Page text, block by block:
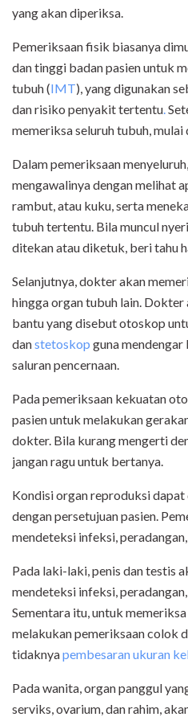
yang akan diperiksa.
Pemeriksaan fisik biasanya
dan tinggi badan pasien untuk
tubuh (IMT), yang digunakan
dan risiko penyakit tertentu
memeriksa seluruh tubuh, mulai
Dalam pemeriksaan
mengawalinya denganmelihat
rambut, atau kuku, serta
tubuh tertentu. Bila muncul
ditekan atau diketuk, beri tahu
Selanjutnya, dokter akan
hingga organ tubuh lain. Dokter
bantu yang disebut otoskop
danstetoskop guna mendengar
saluran pencernaan.
Pada pemeriksaan kekuatan
pasien untuk melakukan
dokter. Bila kurang mengerti
jangan ragu untuk bertanya.
Kondisi organ reproduksi
dengan persetujuan pasien.
mendeteksi infeksi,
Pada laki-laki, penis dan testis
mendeteksi infeksi,
Sementara itu, untuk
melakukan pemeriksaan colok
tidaknyapembesaran ukuran
Pada wanita, organ panggul
serviks, ovarium, dan rahim,